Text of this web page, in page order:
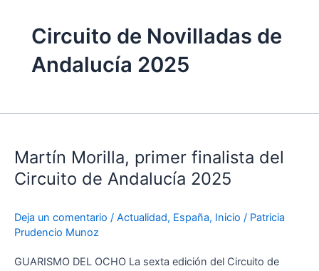
Circuito de Novilladas de
Andalucía 2025
Martín Morilla, primer finalista del
Circuito de Andalucía 2025
Deja un comentario / Actualidad, España, Inicio / Patricia
Prudencio Munoz
GUARISMO DEL OCHO La sexta edición del Circuito de
primer
finalista
de
2025